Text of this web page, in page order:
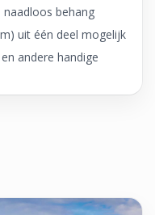
behang
uit één deel mogelijk
andere handige